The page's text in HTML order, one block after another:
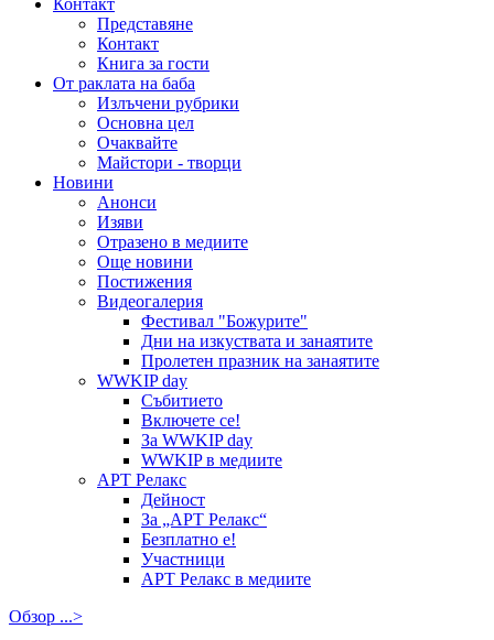
Представяне
Контакт
Книга за гости
От раклата на баба
Излъчени рубрики
Основна цел
Очаквайте
Майстори - творци
Новини
Анонси
Изяви
Отразено в медиите
Още новини
Постижения
Видеогалерия
Фестивал "Божурите"
Дни на изкуствата и занаятите
Пролетен празник на занаятите
WWKIP day
Събитието
Включете се!
За WWKIP day
WWKIP в медиите
АРТ Релакс
Дейност
За „АРТ Релакс“
Безплатно е!
Участници
АРТ Релакс в медиите
Обзор ...>